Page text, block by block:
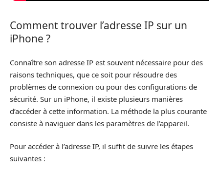
Comment trouver l’adresse IP sur un
iPhone ?
Connaître son adresse IP est souvent nécessaire pour des
raisons techniques, que ce soit pour résoudre des
problèmes de connexion ou pour des configurations de
sécurité. Sur un iPhone, il existe plusieurs manières
d’accéder à cette information. La méthode la plus courante
consiste à naviguer dans les paramètres de l’appareil.
Pour accéder à l’adresse IP, il suffit de suivre les étapes
suivantes :